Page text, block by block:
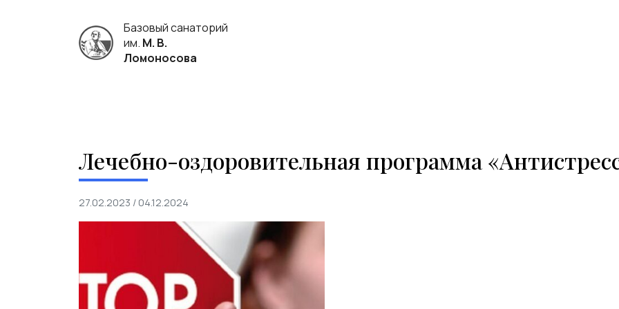
Базовый санаторий
им. М. В.
Ломоносова
Лечебно-оздоровительная программа
27.02.2023 / 04.12.2024